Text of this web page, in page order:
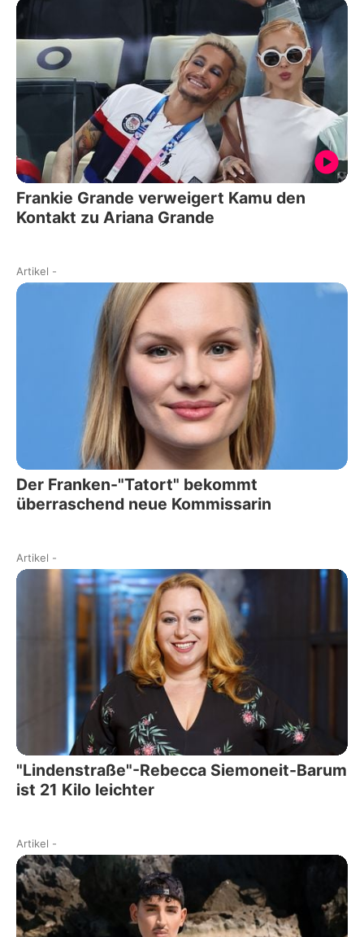
Frankie Grande verweigert Kamu den
Kontakt zu Ariana Grande
Artikel -
Der Franken-"Tatort" bekommt
überraschend neue Kommissarin
Artikel -
"Lindenstraße"-Rebecca Siemoneit-Barum
ist 21 Kilo leichter
Artikel -